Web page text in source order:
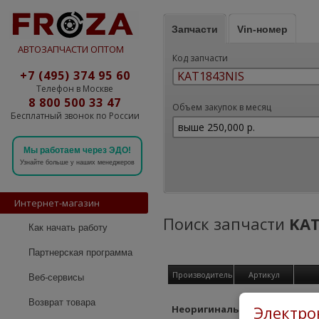
АВТОЗАПЧАСТИ ОПТОМ
+7 (495) 374 95 60
Телефон в Москве
8 800 500 33 47
Бесплатный звонок по России
Мы работаем через ЭДО!
Узнайте больше у наших менеджеров
Интернет-магазин
Как начать работу
Партнерская программа
Веб-сервисы
Возврат товара
Запчасти Vin-номер
Код запчасти
Объем закупок в месяц
Поиск запчасти
Производитель Артикул
Неоригинальные замены